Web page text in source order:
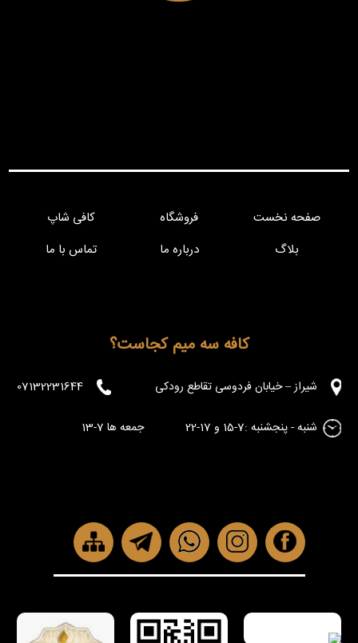
صفحه نخست فروشگاه
کافی شاپ
بلاگ
درباره ما تماس با ما
کافه سه میم کجاست؟
شیراز – خیابان فردوسی تقاطع رودکی 07132231644
شنبه - پنجشنبه :7-15 و 17-22 جمعه ها 7-13